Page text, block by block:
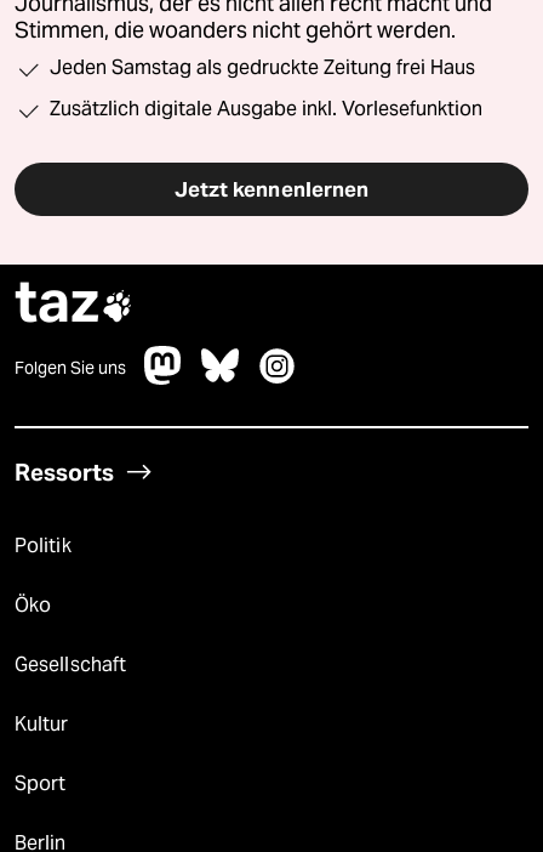
Stimmen, die woanders nicht gehört werden.
Jeden Samstag als gedruckte Zeitung frei Haus
Zusätzlich digitale Ausgabe inkl. Vorlesefunktion
Jetzt kennenlernen
taz
Folgen Sie uns
Ressorts
Politik
Öko
Gesellschaft
Kultur
Sport
Berlin